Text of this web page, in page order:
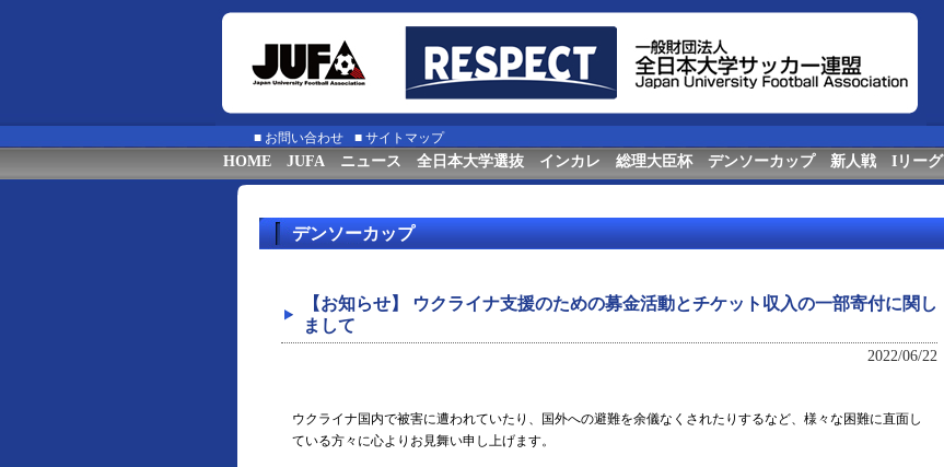
■ お問い合わせ ■ サイトマップ
HOME JUFA ニュース 全日本大学選抜 インカレ 総理大臣杯 デンソーカップ 新人戦 Iリーグ
デンソーカップ
【お知らせ】 ウクライナ支援のための募金活動とチケット収入の一部寄付に関し
まして
2022/06/22
ウクライナ国内で被害に遭われていたり、国外への避難を余儀なくされたりするなど、様々な困難に直面し
ている方々に心よりお見舞い申し上げます。